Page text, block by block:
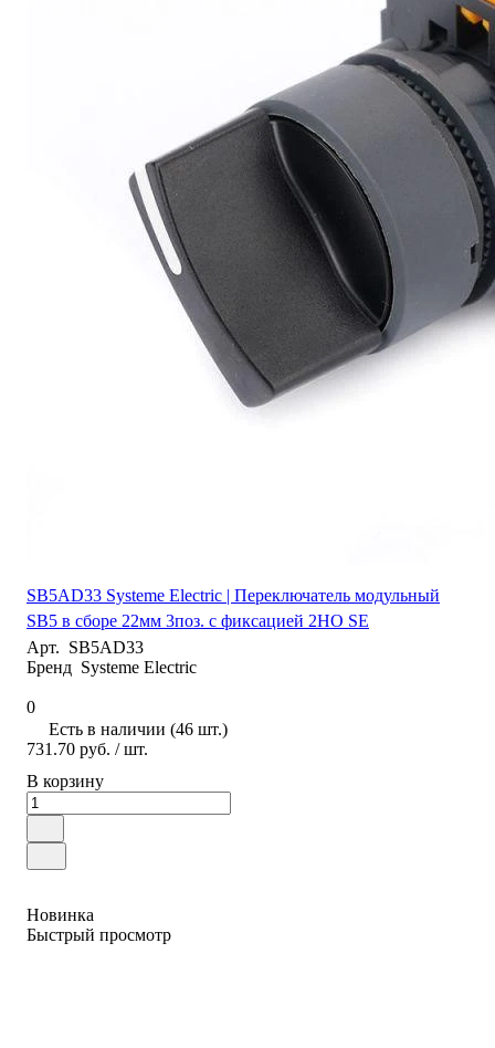
SB5AD33 Systeme Electric | Переключатель модульный
SB5 в сборе 22мм 3поз. с фиксацией 2НО SE
Арт. SB5AD33
Бренд Systeme Electric
0
Есть в наличии (46 шт.)
731.70 руб. / шт.
В корзину
Новинка
Быстрый просмотр